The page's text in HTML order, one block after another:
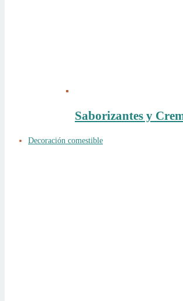
Saborizantes y
Decoración comestible